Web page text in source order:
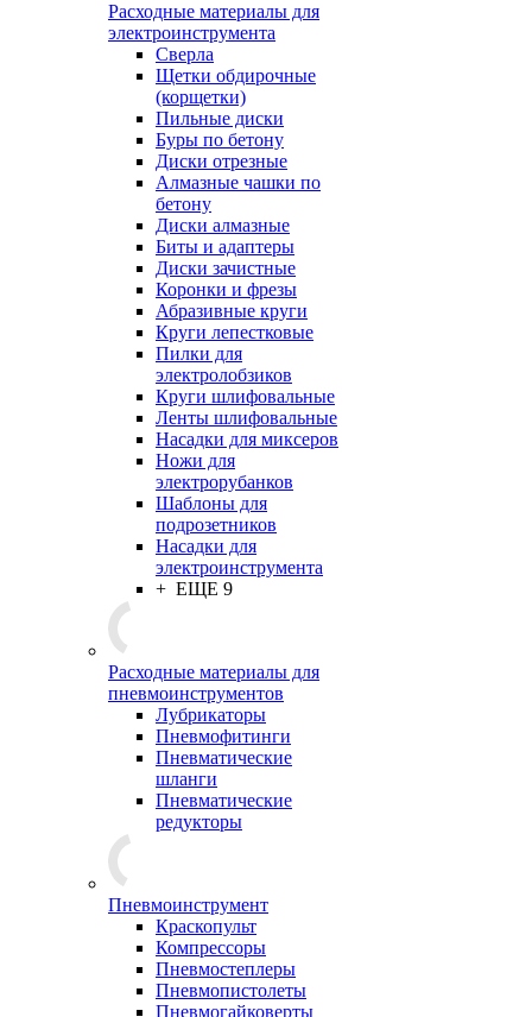
Расходные материалы для
электроинструмента
Сверла
Щетки обдирочные
(корщетки)
Пильные диски
Буры по бетону
Диски отрезные
Алмазные чашки по
бетону
Диски алмазные
Биты и адаптеры
Диски зачистные
Коронки и фрезы
Абразивные круги
Круги лепестковые
Пилки для
электролобзиков
Круги шлифовальные
Ленты шлифовальные
Насадки для миксеров
Ножи для
электрорубанков
Шаблоны для
подрозетников
Насадки для
электроинструмента
+ ЕЩЕ 9
Расходные материалы для
пневмоинструментов
Лубрикаторы
Пневмофитинги
Пневматические
шланги
Пневматические
редукторы
Пневмоинструмент
Краскопульт
Компрессоры
Пневмостеплеры
Пневмопистолеты
Пневмогайковерты